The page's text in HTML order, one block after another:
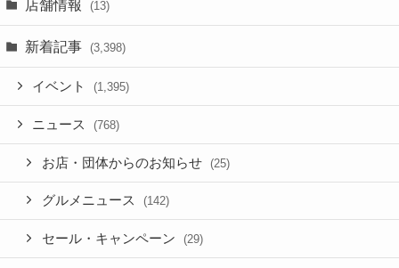
店舗情報 (13)
新着記事 (3,398)
イベント (1,395)
ニュース (768)
お店・団体からのお知らせ (25)
グルメニュース (142)
セール・キャンペーン (29)